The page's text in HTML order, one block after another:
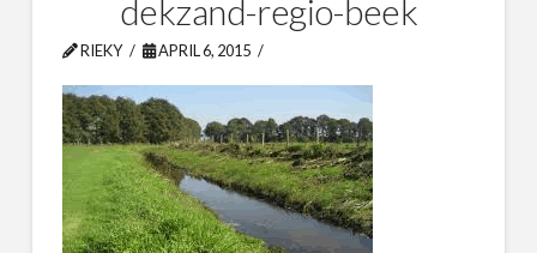
dekzand-regio-beek
RIEKY APRIL 6, 2015